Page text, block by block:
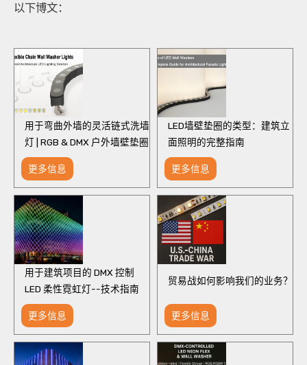
以下博文：
用于弯曲外墙的灵活链式洗墙
灯 | RGB & DMX 户外墙壁垫圈
更多信息
LED墙壁垫圈的类型：建筑立
面照明的完整指南
更多信息
用于建筑项目的 DMX 控制
LED 柔性霓虹灯--技术指南
更多信息
贸易战如何影响我们的业务？
更多信息